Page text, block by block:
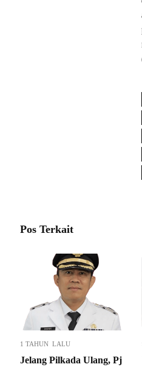
Pos Terkait
1 TAHUN LALU
Jelang Pilkada Ulang, Pj